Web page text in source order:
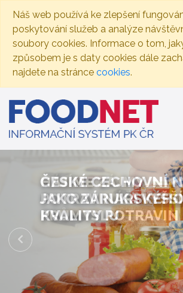
Náš web používá ke zlepšení
poskytování služeb a analýze
soubory cookies. Informace o tom,
způsobem je s daty cookies dále
najdete na stránce cookies.
ČESKÉ CECHOVNÍ
JAKO ZÁRUKA VYŠŠÍ
KVALITY POTRAVIN